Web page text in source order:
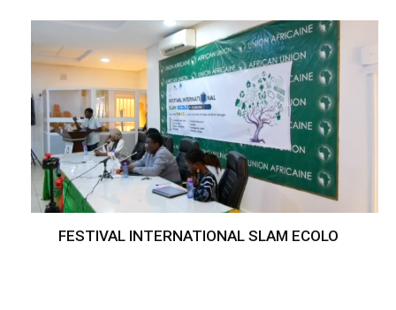
FESTIVAL INTERNATIONAL SLAM ECOLO